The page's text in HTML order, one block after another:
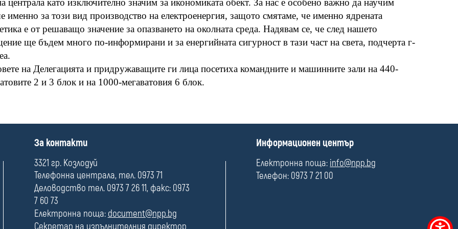
централа като изключително значим за икономиката обект. За нас е особено важно да научим
именно за този вид производство на електроенергия, защото смятаме, че именно ядрената
е от решаващо значение за опазването на околната среда. Надявам се, че след нашето
ще бъдем много по-информирани и за енергийната сигурност в тази част на света, подчерта г-
на Делегацията и придружаващите ги лица посетиха командните и машинните зали на 440-
2 и 3 блок и на 1000-мегаватовия 6 блок.
П
л
е
За контакти
3321 гр. Козлодуй
Телефонна централа, тел. 0973 71
Деловодство тел. 0973 7 26 11, факс: 0973
7 60 73
Електронна поща: document@npp.bg
Секретар на изпълнителния директор
П
л
е
Информационен център
Електронна поща: info@npp.bg
Телефон: 0973 7 21 00